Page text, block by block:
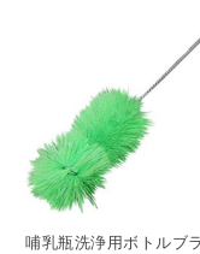
哺乳瓶洗浄用ボトルブ